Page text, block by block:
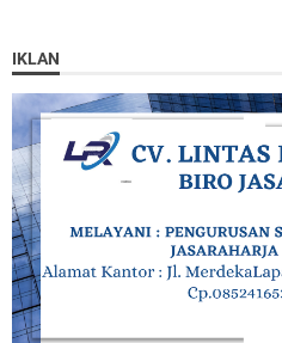
IKLAN